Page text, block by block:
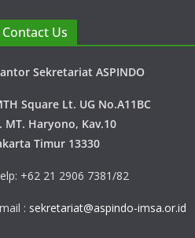
Contact Us
Sekretariat ASPINDO
Square Lt. UG No.A11BC
MT. Haryono, Kav.10
Timur 13330
+62 21 2906 7381/82
: sekretariat@aspindo-imsa.or.id